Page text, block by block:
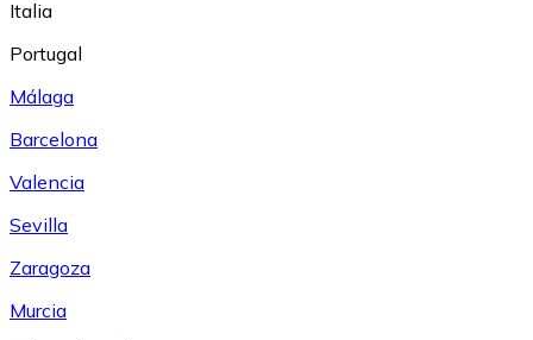
Italia
Portugal
Málaga
Barcelona
Valencia
Sevilla
Zaragoza
Murcia